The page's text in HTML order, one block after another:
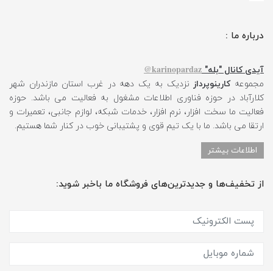
درباره ما :
آیدی کانال "بله" karinopardaz@
مجموعهکارینوپرداز نزدیک به یک دهه در غرب استان مازندران شهر
کلارآباد در حوزه فناوری اطلاعات مشغول به فعالیت می باشد. حوزه
فعالیت ما سخت افزار، نرم افزار، خدمات شبکه، لوازم جانبی، تعمیرات و
ارتقا می باشد. ما با یک تیم قوی و پشتیبانی خوب در کنار شما هستیم.
اطلاعات بیشتر
از تخفیف‌ها و جدیدترین‌های فروشگاه ما باخبر شوید: